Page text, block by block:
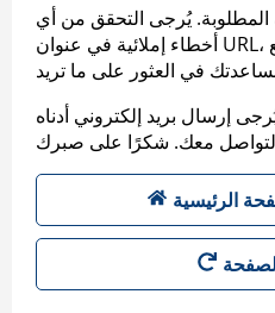
المطلوبة. يُرجى التحقق من أي
أخطاء إملائية في عنوان URL، أو عرض خريطة الموقع
إرسال بريد إلكتروني أدناه
الرئيسية